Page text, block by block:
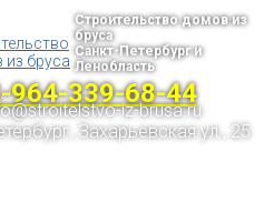
Строительство домов из
бруса
Санкт-Петербург и
Ленобласть
964-339-68-44
iz-brusa.ru
Захарьевская ул., 25